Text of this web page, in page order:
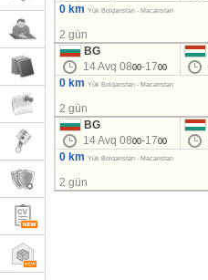
0 km Yük Bolqarıstan - Macarıstan
2 gün
BG
14 Avq 0800-1700
0 km Yük Bolqarıstan - Macarıstan
2 gün
BG
14 Avq 0800-1700
0 km Yük Bolqarıstan - Macarıstan
2 gün